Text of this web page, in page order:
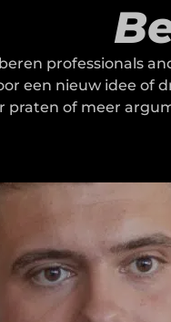
professionals
een nieuw idee of
praten of meer